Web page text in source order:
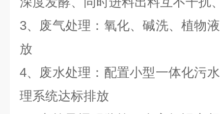
3、废气处理：氧化、碱洗、植物
放
4、废水处理：配置小型一体化污
理系统达标排放